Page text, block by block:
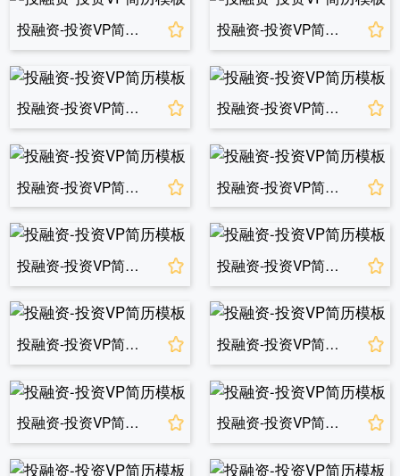
投融资-投资VP简历模板 投融资-投资VP简历模板
投融资-投资VP简历模板 投融资-投资VP简历模板
投融资-投资VP简历模板 投融资-投资VP简历模板
投融资-投资VP简历模板 投融资-投资VP简历模板
投融资-投资VP简历模板 投融资-投资VP简历模板
投融资-投资VP简历模板 投融资-投资VP简历模板